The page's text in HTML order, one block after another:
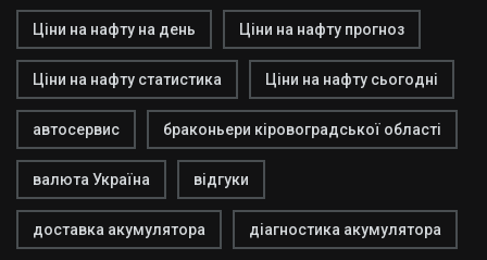
Ціни на нафту на день Ціни на нафту прогноз
Ціни на нафту статистика Ціни на нафту сьогодні
автосервис браконьери кіровоградської області
валюта Україна відгуки
доставка акумулятора діагностика акумулятора